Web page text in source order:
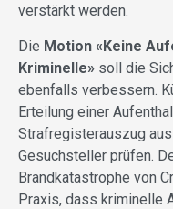
verstärkt werden.
Die Motion «Keine
Kriminelle» soll die
ebenfalls verbessern.
Erteilung einer
Strafregisterauszug
Gesuchsteller prüfen.
Brandkatastrophe von
Praxis, dass kriminelle